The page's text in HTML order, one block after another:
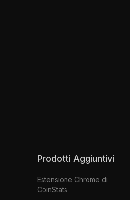
Prodotti Aggiuntivi
Estensione Chrome di
CoinStats